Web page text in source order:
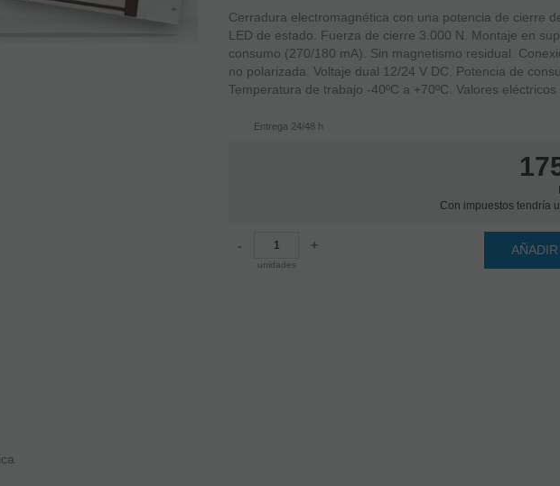
Cerradura electromagnética con una potencia de cierre
LED de estado. Fuerza de cierre 3.000 N. Montaje en
consumo (270/180 mA). Sin magnetismo residual.
no polarizada. Voltaje dual 12/24 V DC. Potencia de
Temperatura de trabajo -40ºC a +70ºC. Valores eléctricos
Entrega 24/48 h
Con impuestos tendría
-
unidades
+